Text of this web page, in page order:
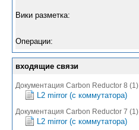
Вики разметка:
Операции:
входящие связи
Документация Carbon Reductor 8 (1)
L2 mirror (с коммутатора)
Документация Carbon Reductor 7 (1)
L2 mirror (с коммутатора)